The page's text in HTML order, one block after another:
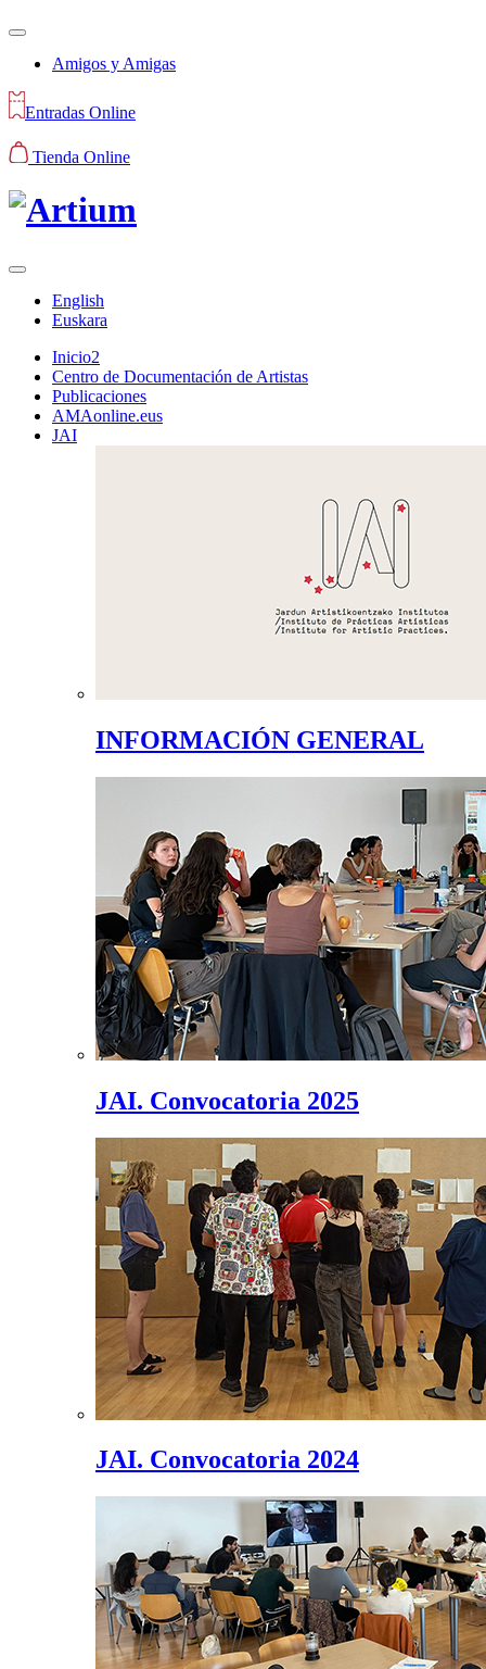
Amigos y Amigas
Entradas Online
Tienda Online
English
Euskara
Inicio2
Centro de Documentación de Artistas
Publicaciones
AMAonline.eus
JAI
INFORMACIÓN GENERAL
JAI. Convocatoria 2025
JAI. Convocatoria 2024